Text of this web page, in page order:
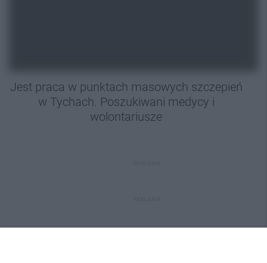
Jest praca w punktach masowych szczepień
w Tychach. Poszukiwani medycy i
wolontariusze